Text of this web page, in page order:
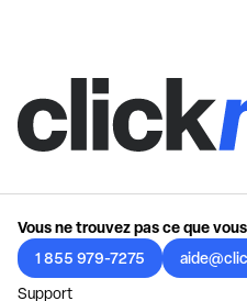
Vous ne trouvez pas ce que
1 855 979-7275
Support